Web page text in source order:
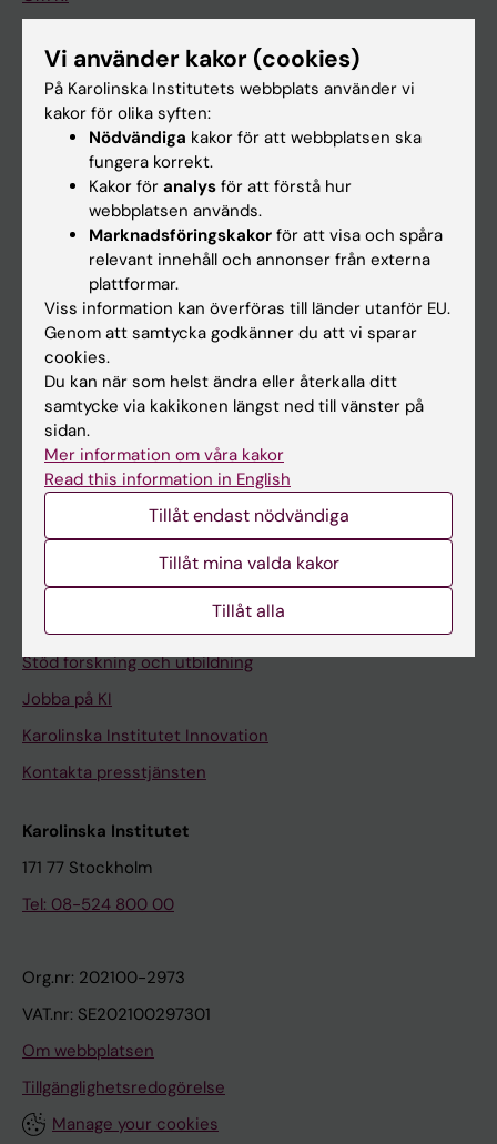
På gång
Nyheter
Kalender
Schema
Studentmejlen
Kurs- och programwebbar
Student på KI
Medarbetare
Medarbetarportalen
Kontakta och besök KI
Universitetsbiblioteket
Stöd forskning och utbildning
Jobba på KI
Karolinska Institutet Innovation
Kontakta presstjänsten
Karolinska Institutet
171 77 Stockholm
Tel: 08-524 800 00
Org.nr: 202100-2973
VAT.nr: SE202100297301
Om webbplatsen
Tillgänglighetsredogörelse
Manage your cookies
Vi använder kakor (cookies)
På Karolinska Institutets webbplats använder vi
kakor för olika syften:
Nödvändiga kakor för att webbplatsen ska
fungera korrekt.
Kakor för analys för att förstå hur
webbplatsen används.
Marknadsföringskakor för att visa och spåra
relevant innehåll och annonser från externa
plattformar.
Viss information kan överföras till länder utanför EU.
Genom att samtycka godkänner du att vi sparar
cookies.
Du kan när som helst ändra eller återkalla ditt
samtycke via kakikonen längst ned till vänster på
sidan.
Mer information om våra kakor
Read this information in English
Tillåt endast nödvändiga
Tillåt mina valda kakor
Tillåt alla